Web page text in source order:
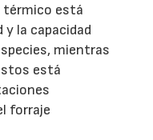
térmico está
la capacidad
mientras
está
forraje